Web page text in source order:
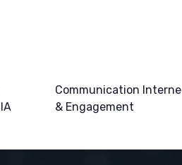
Communication Interne
& Engagement